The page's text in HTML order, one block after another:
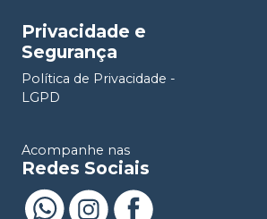
Privacidade e
Segurança
Política de Privacidade -
LGPD
Acompanhe nas
Redes Sociais